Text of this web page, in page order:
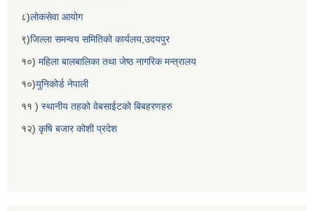
८)लोकसेवा आयोग
९)जिल्ला समन्वय समितिको कार्यलय,उदयपुर
१०) महिला बालबालिका तथा जेष्ठ नागरिक मन्त्रालय
१०)युनिकोर्ड नेपाली
११ ) स्थानीय तहको वेबसाईटको बिबहरणहरु
१२) कृषि बजार कोशी प्रदेश